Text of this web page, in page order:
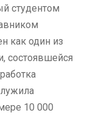
студентом
как один из
состоявшейся
10 000